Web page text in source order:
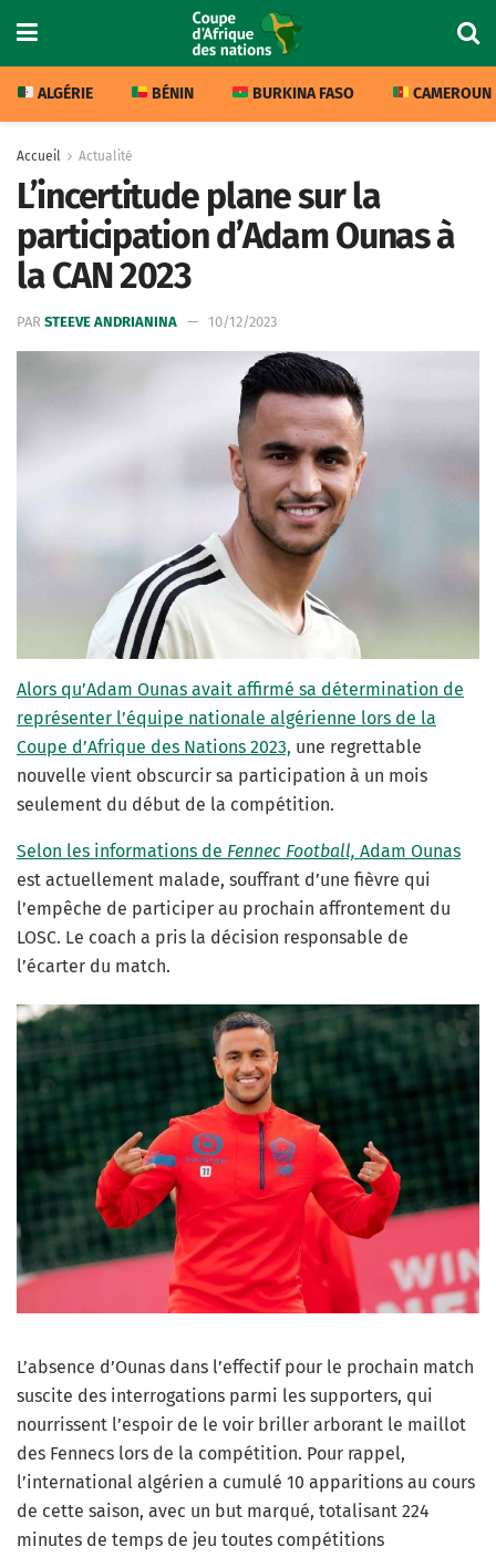
ALGÉRIE BÉNIN BURKINA FASO CAMEROUN
Accueil Actualité
L’incertitude plane sur la
participation d’Adam Ounas à
la CAN 2023
PAR STEEVE ANDRIANINA 10/12/2023
Alors qu’Adam Ounas avait affirmé sa détermination de
représenter l’équipe nationale algérienne lors de la
Coupe d’Afrique des Nations 2023, une regrettable
nouvelle vient obscurcir sa participation à un mois
seulement du début de la compétition.
Selon les informations de Fennec Football, Adam Ounas
est actuellement malade, souffrant d’une fièvre qui
l’empêche de participer au prochain affrontement du
LOSC. Le coach a pris la décision responsable de
l’écarter du match.
L’absence d’Ounas dans l’effectif pour le prochain match
suscite des interrogations parmi les supporters, qui
nourrissent l’espoir de le voir briller arborant le maillot
des Fennecs lors de la compétition. Pour rappel,
l’international algérien a cumulé 10 apparitions au cours
de cette saison, avec un but marqué, totalisant 224
minutes de temps de jeu toutes compétitions